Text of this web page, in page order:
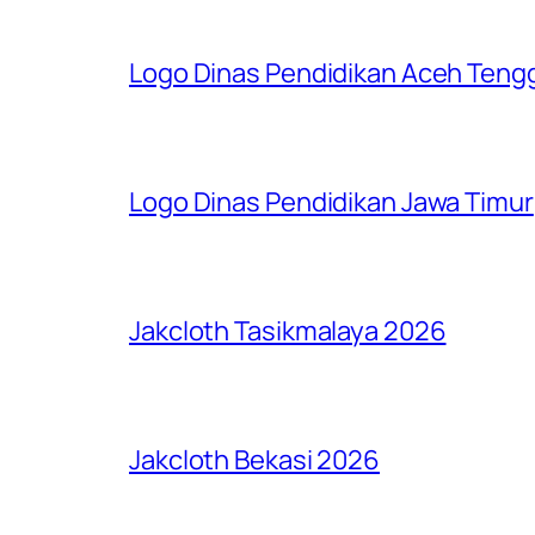
Logo Dinas Pendidikan Aceh
Logo Dinas Pendidikan Jawa Timur
Jakcloth Tasikmalaya 2026
Jakcloth Bekasi 2026